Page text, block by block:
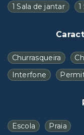
1 Sala de jantar
Churrasqueira
Interfone
Escola Praia